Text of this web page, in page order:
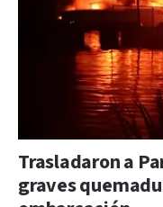
Trasladaron a
graves